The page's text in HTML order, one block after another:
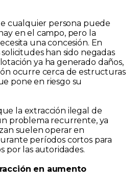
cualquier persona puede
en el campo, pero la
una concesión. En
solicitudes han sido negadas
ya ha generado daños,
ocurre cerca de estructuras
pone en riesgo su
la extracción ilegal de
problema recurrente, ya
suelen operar en
períodos cortos para
por las autoridades.
en aumento